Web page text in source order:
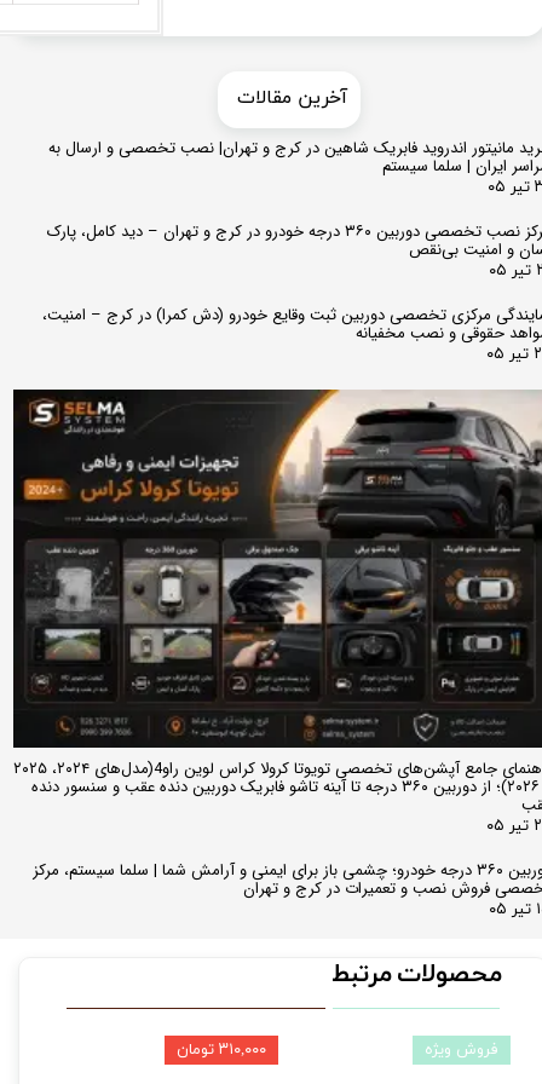
مانیتور اندروید فابریک شاهین در کرج و تهران| نصب تخصصی و ارسال به
ایران | سلما سیستم
مرکز نصب تخصصی دوربین ۳۶۰ درجه خودرو در کرج و تهران – دید کامل، پارک
و امنیت بی‌نقص
مرکزی تخصصی دوربین ثبت وقایع خودرو (دش کمرا) در کرج – امنیت،
حقوقی و نصب مخفیانه
راهنمای جامع آپشن‌های تخصصی تویوتا کرولا کراس لوین راو4(مدل‌های ۲۰۲۴، ۲۰۲۵
و ۲۰۲۶)؛ از دوربین ۳۶۰ درجه تا آینه تاشو فابریک دوربین دنده عقب و سنسور دنده
دوربین ۳۶۰ درجه خودرو؛ چشمی باز برای ایمنی و آرامش شما | سلما سیستم، مرکز
فروش نصب و تعمیرات در کرج و تهران
​​آخرین مقالات
محصولات مرتبط
فروش ویژه